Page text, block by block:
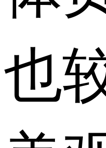
也